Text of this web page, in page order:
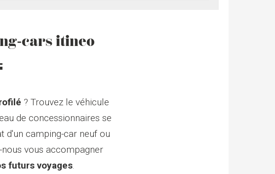
cars itineo
? Trouvez le véhicule
de concessionnaires se
d'un camping-car neuf ou
vous accompagner
futurs voyages.